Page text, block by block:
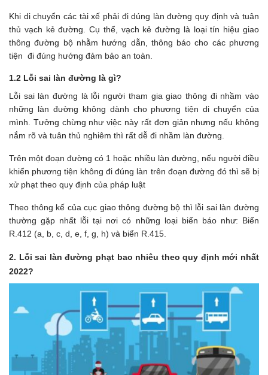
Khi di chuyển các tài xế phải đi dúng làn đường quy định và tuân
thủ vạch kẻ đường. Cụ thể, vạch kẻ đường là loại tín hiệu giao
thông đường bộ nhằm hướng dẫn, thông báo cho các phương
tiện đi đúng hướng đảm bảo an toàn.
1.2 Lỗi sai làn đường là gì?
Lỗi sai làn đường là lỗi người tham gia giao thông đi nhầm vào
những làn đường không dành cho phương tiện di chuyển của
mình. Tưởng chừng như việc này rất đơn giản nhưng nếu không
nắm rõ và tuân thủ nghiêm thì rất dễ đi nhầm làn đường.
Trên một đoạn đường có 1 hoặc nhiều làn đường, nếu người điều
khiển phương tiện không đi đúng làn trên đoạn đường đó thì sẽ bị
xử phạt theo quy định của pháp luật
Theo thông kế của cục giao thông đường bộ thì lỗi sai làn đường
thường gặp nhất lỗi tại nơi có những loại biển báo như: Biển
R.412 (a, b, c, d, e, f, g, h) và biển R.415.
2. Lỗi sai làn đường phạt bao nhiêu theo quy định mới nhất
2022?